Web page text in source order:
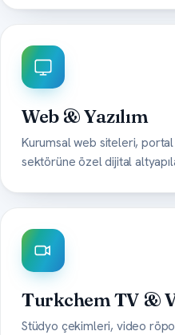
Web & Yazılım
Kurumsal web siteleri,
sektörüne özel dijital
Turkchem TV &
Stüdyo çekimleri, video